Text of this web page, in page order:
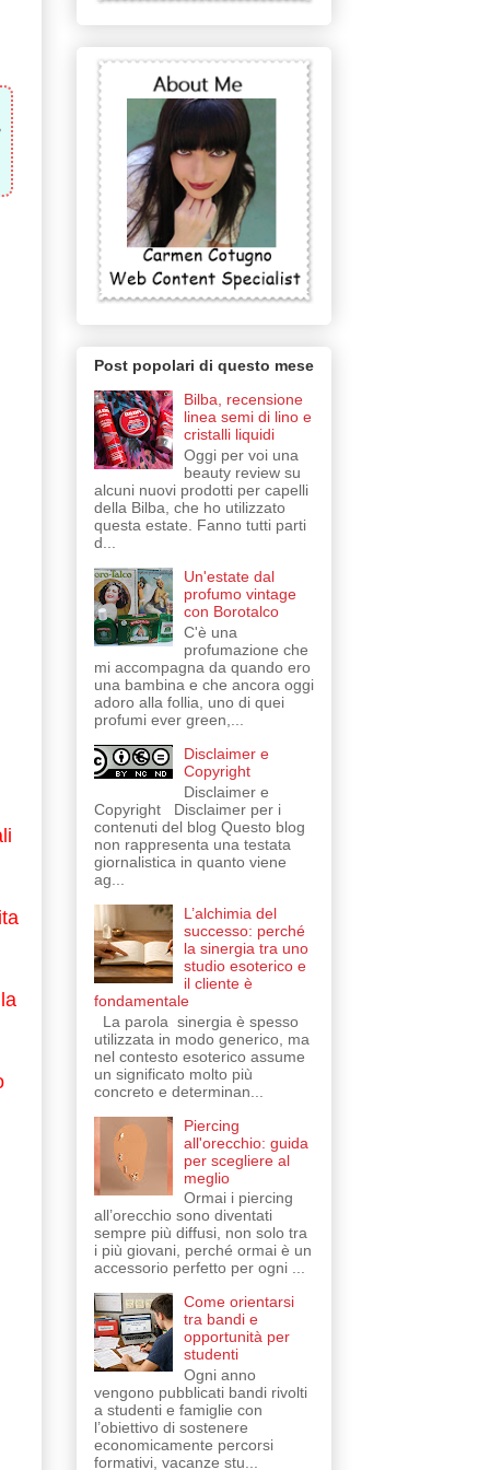
Post popolari di questo mese
Bilba, recensione
linea semi di lino e
cristalli liquidi
Oggi per voi una
beauty review su
alcuni nuovi prodotti per capelli
della Bilba, che ho utilizzato
questa estate. Fanno tutti parti
d...
Un'estate dal
profumo vintage
con Borotalco
C'è una
profumazione che
mi accompagna da quando ero
una bambina e che ancora oggi
adoro alla follia, uno di quei
profumi ever green,...
Disclaimer e
Copyright
Disclaimer e
Copyright Disclaimer per i
contenuti del blog Questo blog
non rappresenta una testata
giornalistica in quanto viene
ag...
L’alchimia del
successo: perché
la sinergia tra uno
studio esoterico e
il cliente è
fondamentale
La parola sinergia è spesso
utilizzata in modo generico, ma
nel contesto esoterico assume
un significato molto più
concreto e determinan...
Piercing
all'orecchio: guida
per scegliere al
meglio
Ormai i piercing
all’orecchio sono diventati
sempre più diffusi, non solo tra
i più giovani, perché ormai è un
accessorio perfetto per ogni ...
Come orientarsi
tra bandi e
opportunità per
studenti
Ogni anno
vengono pubblicati bandi rivolti
a studenti e famiglie con
l’obiettivo di sostenere
economicamente percorsi
formativi, vacanze stu...